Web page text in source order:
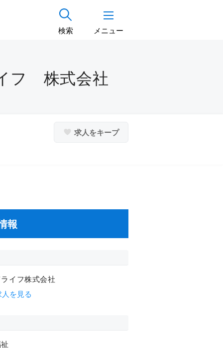
検索 メニュー
フ 株式会社
求人をキープ
報
イフ株式会社
を見る